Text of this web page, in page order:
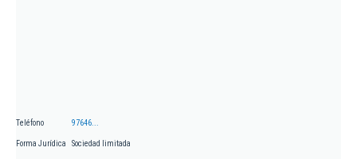
Teléfono 97646...
Forma Jurídica Sociedad limitada